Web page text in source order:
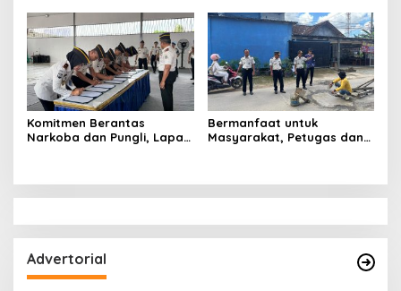
Lampung
Kemandirian Warga Binaan
Komitmen Berantas
Narkoba dan Pungli, Lapas
Bermanfaat untuk
Masyarakat, Petugas dan
Advertorial